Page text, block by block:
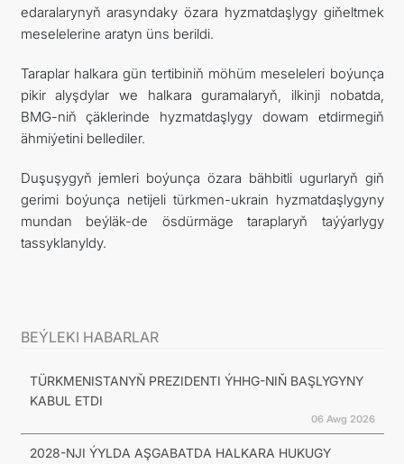
edaralarynyň arasyndaky özara hyzmatdaşlygy giňeltmek
meselelerine aratyn üns berildi.
Taraplar halkara gün tertibiniň möhüm meseleleri boýunça
pikir alyşdylar we halkara guramalaryň, ilkinji nobatda,
BMG-niň çäklerinde hyzmatdaşlygy dowam etdirmegiň
ähmiýetini bellediler.
Duşuşygyň jemleri boýunça özara bähbitli ugurlaryň giň
gerimi boýunça netijeli türkmen-ukrain hyzmatdaşlygyny
mundan beýläk-de ösdürmäge taraplaryň taýýarlygy
tassyklanyldy.
BEÝLEKI HABARLAR
TÜRKMENISTANYŇ PREZIDENTI ÝHHG-NIŇ BAŞLYGYNY
KABUL ETDI
06 Awg 2026
2028-NJI ÝYLDA AŞGABATDA HALKARA HUKUGY